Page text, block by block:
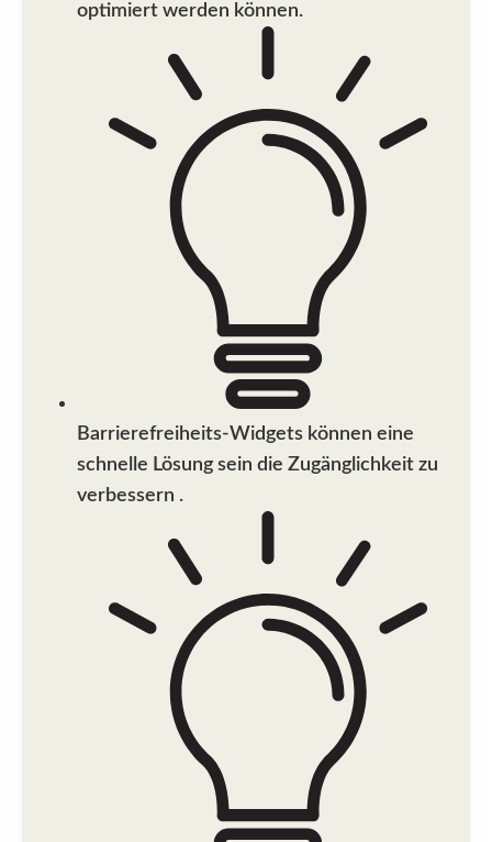
optimiert werden können.
Barrierefreiheits-Widgets können eine
schnelle Lösung sein die Zugänglichkeit zu
verbessern .